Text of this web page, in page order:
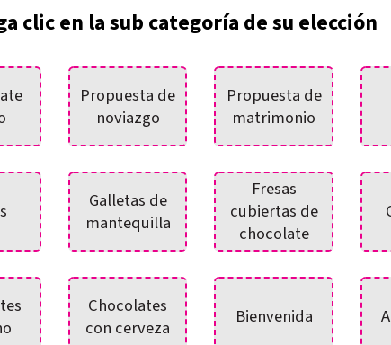
clic en la sub categoría de su elección
Propuesta de
noviazgo
Propuesta de
matrimonio
Galletas de
mantequilla
Fresas
cubiertas de
chocolate
Chocolates
con cerveza
Bienvenida